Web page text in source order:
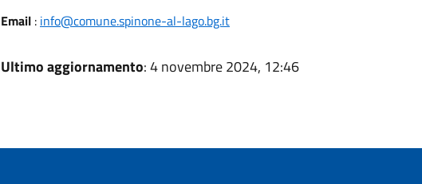
Email: info@comune.spinone-al-lago.bg.it
Ultimo aggiornamento: 4 novembre 2024, 12:46